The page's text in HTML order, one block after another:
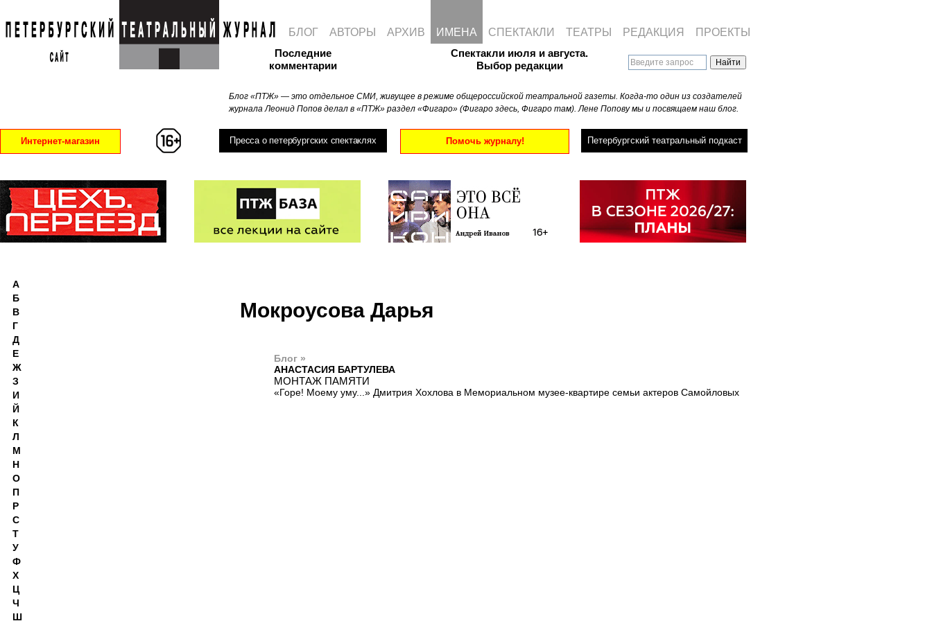
Последние
комментарии
Блог «ПТЖ» — это отдельное СМИ, живущее в режиме общероссийской театральной газеты. Когда-то один из создателей
журнала Леонид Попов делал в «ПТЖ» раздел «Фигаро» (Фигаро здесь, Фигаро там). Лене Попову мы и посвящаем наш блог.
Спектакли июля и августа.
Выбор редакции
Интернет-магазин Пресса о петербургских спектаклях Помочь журналу! Петербургский театральный подкаст
БЛОГ АВТОРЫ АРХИВ ИМЕНА СПЕКТАКЛИ ТЕАТРЫ РЕДАКЦИЯ ПРОЕКТЫ
Мокроусова Дарья
Блог »
АНАСТАСИЯ БАРТУЛЕВА
МОНТАЖ ПАМЯТИ
«Горе! Моему уму...» Дмитрия Хохлова в Мемориальном музее-квартире семьи актеров Самойловых
А
Б
В
Г
Д
Е
Ж
З
И
Й
К
Л
М
Н
О
П
Р
С
Т
У
Ф
Х
Ц
Ч
Ш